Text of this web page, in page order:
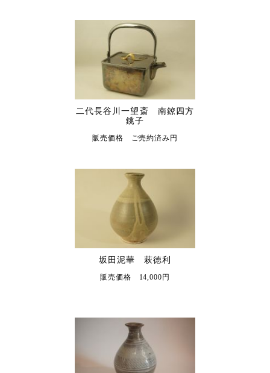
二代長谷川一望斎 南鐐四方
銚子
販売価格 ご売約済み円
坂田泥華 萩徳利
販売価格 14,000円